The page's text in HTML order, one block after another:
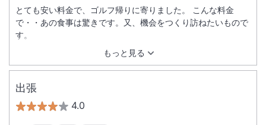
もっと見る
とても安い料金で、ゴルフ帰りに寄りました。 こんな料金
で・・あの食事は驚きです。又、機会をつくり訪ねたいもので
す。
出張
4.0